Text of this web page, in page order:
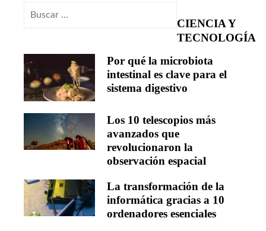
Buscar:
CIENCIA Y
TECNOLOGÍA
Por qué la microbiota
intestinal es clave para el
sistema digestivo
Los 10 telescopios más
avanzados que
revolucionaron la
observación espacial
La transformación de la
informática gracias a 10
ordenadores esenciales